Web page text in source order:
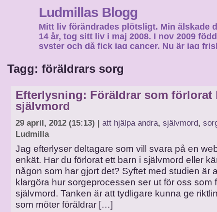
Ludmillas Blogg
Mitt liv förändrades plötsligt. Min älskade
14 år, tog sitt liv i maj 2008. I nov 2009
syster och då fick jag cancer. Nu är jag
Tagg: föräldrars sorg
Efterlysning: Föräldrar som förlorat
självmord
29 april, 2012 (15:13) | att hjälpa andra, självmord,
Ludmilla
Jag efterlyser deltagare som vill svara på en
enkät. Har du förlorat ett barn i självmord eller
någon som har gjort det? Syftet med studien är
klargöra hur sorgeprocessen ser ut för oss som
självmord. Tanken är att tydligare kunna ge
som möter föräldrar […]